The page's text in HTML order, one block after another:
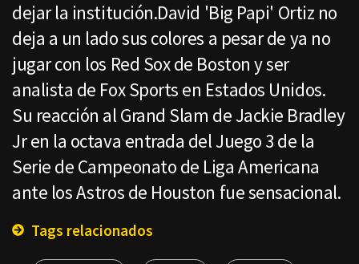
dejar la institución.David 'Big Papi' Ortiz no
deja a un lado sus colores a pesar de ya no
jugar con los Red Sox de Boston y ser
analista de Fox Sports en Estados Unidos.
Su reacción al Grand Slam de Jackie Bradley
Jr en la octava entrada del Juego 3 de la
Serie de Campeonato de Liga Americana
ante los Astros de Houston fue sensacional.
Tags relacionados